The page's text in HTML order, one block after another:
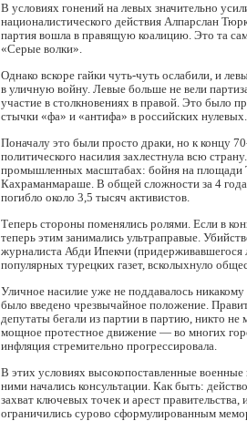
В условиях гонений на левых значительно
националистического действия Алпарслан
партия вошла в правящую коалицию. Это та
«Серые волки».
Однако вскоре гайки чуть-чуть ослабили, и
в уличную войну. Левые больше не вели
участие в столкновениях в правой. Это было
стычки «фа» и «антифа» в российских нулевых.
Поначалу это были просто драки, но к концу
политического насилия захлестнула всю
промышленных масштабах: бойня на площади
Кахраманмараше. В общей сложности за 4
погибло около 3,5 тысяч активистов.
Теперь стороны поменялись ролями. Если в
теперь этим занимались ультраправые.
журналиста Абди Ипекчи
популярных турецких газет, всколыхнуло
Уличное насилие уже не поддавалось
было введено чрезвычайное положение.
депутаты бегали из партии в партию, никто
мощное протестное движение — во многих
инфляция стремительно прогрессировала.
В этих условиях высокопоставленные
ними начались консультации. Как быть:
захват ключевых точек и арест
ограничились сурово сформулированным